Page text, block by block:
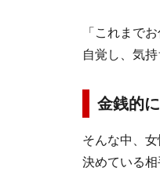
「これまで
自覚し、気持
金銭的
そんな中、
決めている